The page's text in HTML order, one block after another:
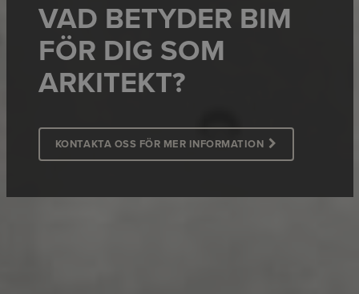
VAD BETYDER BIM
FÖR DIG SOM
ARKITEKT?
KONTAKTA OSS FÖR MER INFORMATION